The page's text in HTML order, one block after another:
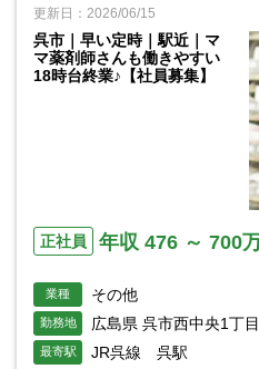
更新日：2026/06/15
呉市｜早い定時｜駅近｜マ
マ薬剤師さんも働きやすい
18時台終業♪【社員募集】
正社員 年収 476 ～ 700
業種 その他
勤務地 広島県 呉市西中央1丁
最寄駅 JR呉線 呉駅